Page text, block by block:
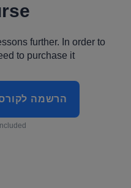
further. In order to
to purchase it.
הרשמה